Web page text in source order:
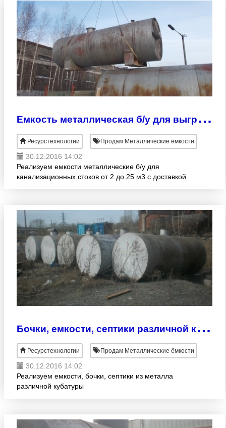
Е
мкость металлическая б/у для выгребной ямы 2 - 25м3
Ресурстехнологии Продам Металлические ёмкости
30.12.2016 14:02
Реализуем емкости металлические б/у для
канализационных стоков от 2 до 25 м3 с доставкой
Б
очки, емкости, септики различной кубатуры
Ресурстехнологии Продам Металлические ёмкости
30.12.2016 14:02
Реализуем емкости, бочки, септики из металла
различной кубатуры